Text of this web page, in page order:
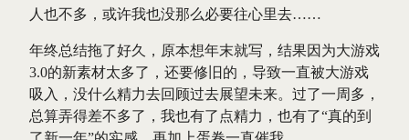
人也不多，或许我也没那么必要往心里去……
年终总结拖了好久，原本想年末就写，结果因为大游戏
3.0的新素材太多了，还要修旧的，导致一直被大游戏
吸入，没什么精力去回顾过去展望未来。过了一周多，
总算弄得差不多了，我也有了点精力，也有了“真的到